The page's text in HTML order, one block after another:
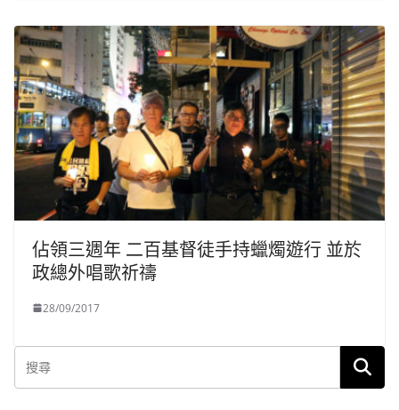
佔領三週年 二百基督徒手持蠟燭遊行 並於
政總外唱歌祈禱
28/09/2017